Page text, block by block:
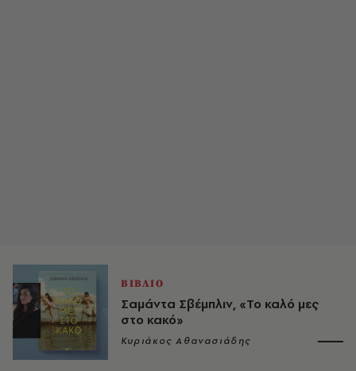
ΒΙΒΛΙΟ
Σαµάντα Σβέµπλιν, «Το καλό μες
στο κακό»
Κυριάκος Αθανασιάδης